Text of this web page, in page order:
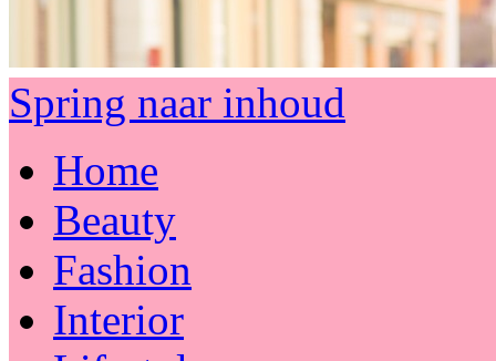
Spring naar inhoud
Home
Beauty
Fashion
Interior